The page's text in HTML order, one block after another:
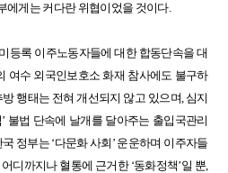
에게는커다란 위협이었을 것이다.
미등록 이주노동자들에 대한 합동단속을 대
여수 외국인보호소 화재 참사에도 불구하
방행태는 전혀 개선되지 않고 있으며 심지
’ 불법 단속에 날개를 달아주는 출입국관리
국 정부는‘다문화사회 ’ 운운하며 이주자들
어디까지나 혈통에 근거한‘동화정책’일 뿐